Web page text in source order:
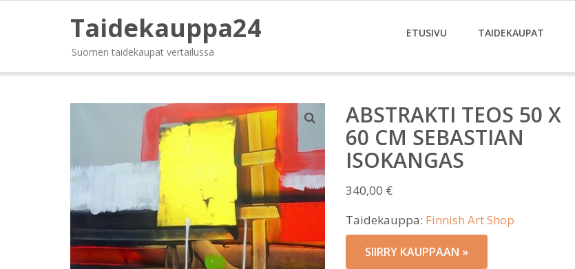
Taidekauppa24
Suomen taidekaupat vertailussa
ETUSIVU TAIDEKAUPAT
ABSTRAKTI TEOS 50 X
60 CM SEBASTIAN
ISOKANGAS
340,00 €
Taidekauppa: Finnish Art Shop
SIIRRY KAUPPAAN »